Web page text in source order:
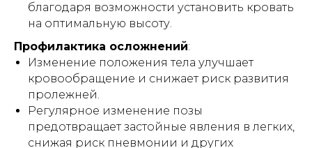
благодаря возможности установить кровать
на оптимальную высоту.
Профилактика осложнений:
Изменение положения тела улучшает
кровообращение и снижает риск развития
пролежней.
Регулярное изменение позы
предотвращает застойные явления в легких,
снижая риск пневмонии и других
ПРОДЛЕНИЕ АРЕНДЫ
⏎ | Вернуться на главную